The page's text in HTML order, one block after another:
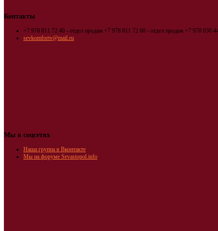
Контакты
+7 978 811 72 40 - отдел продаж +7 978 811 72 60 - отдел продаж +7 978 030
sevkomfortv@mail.ru
Мы в соцсетях
Наша группа в Вконтакте
Мы на форуме Sevastopol.info